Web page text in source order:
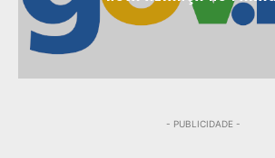
- PUBLICIDADE -